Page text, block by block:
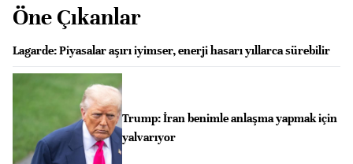
Öne Çıkanlar
Lagarde: Piyasalar aşırı iyimser, enerji hasarı yıllarca sürebilir
Trump: İran benimle anlaşma yapmak için
yalvarıyor